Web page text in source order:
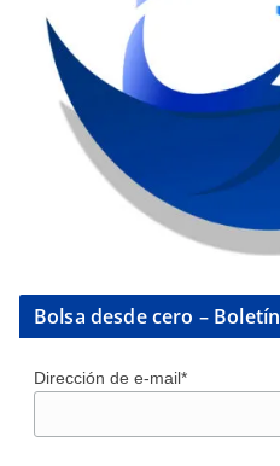
Bolsa desde cero – Boletín
Dirección de e-mail*